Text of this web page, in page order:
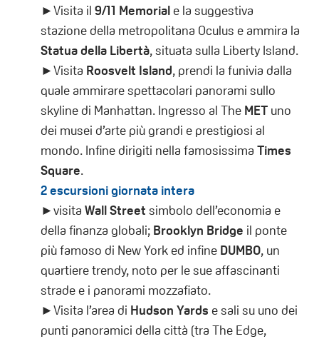
►Visita il9/11 Memoriale la suggestiva
stazione della metropolitana Oculus e ammira la
Statua della Libertà, situata sulla Liberty Island.
►Visita Roosvelt Island, prendi la funivia dalla
quale ammirare spettacolari panorami sullo
skyline di Manhattan. Ingresso al The MET uno
dei musei d’arte più grandi e prestigiosi al
mondo. Infine dirigiti nella famosissimaTimes
Square.
2 escursioni giornata intera
►visitaWall Streetsimbolo dell’economia e
della finanza globali; Brooklyn Bridge il ponte
più famoso di New York ed infine DUMBO, un
quartiere trendy, noto per le sue affascinanti
strade e i panorami mozzafiato.
►Visita l’area di Hudson Yards e sali su uno dei
punti panoramici della città (tra The Edge,